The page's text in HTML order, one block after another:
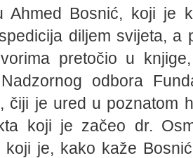
Ahmed Bosnić, koji je
diljem svijeta, a
pretočio u
odbora
čiji je ured u poznatom
koji je začeo dr.
koji je, kako kaže